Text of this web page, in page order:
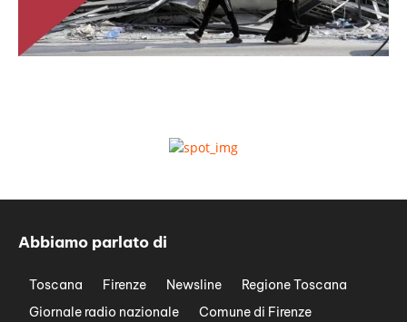
Abbiamo parlato di
Toscana Firenze Newsline
Regione Toscana
Giornale radio nazionale
Comune di Firenze